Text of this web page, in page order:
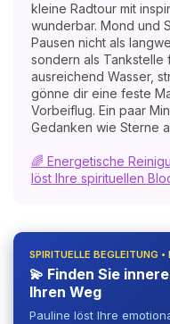
kleine Radtour mit
wunderbar. Mond und
Pausen nicht als
sondern als Tankstelle
ausreichend Wasser,
gönne dir eine feste
Vorbeiflug. Ein paar
Gedanken wie Sterne
🌈 Energetische
löst Ihre spirituellen
SPIRITUELLE BEGLEITUNG •
💫 Finden Sie
Ihren Weg
Pauline löst Ihre